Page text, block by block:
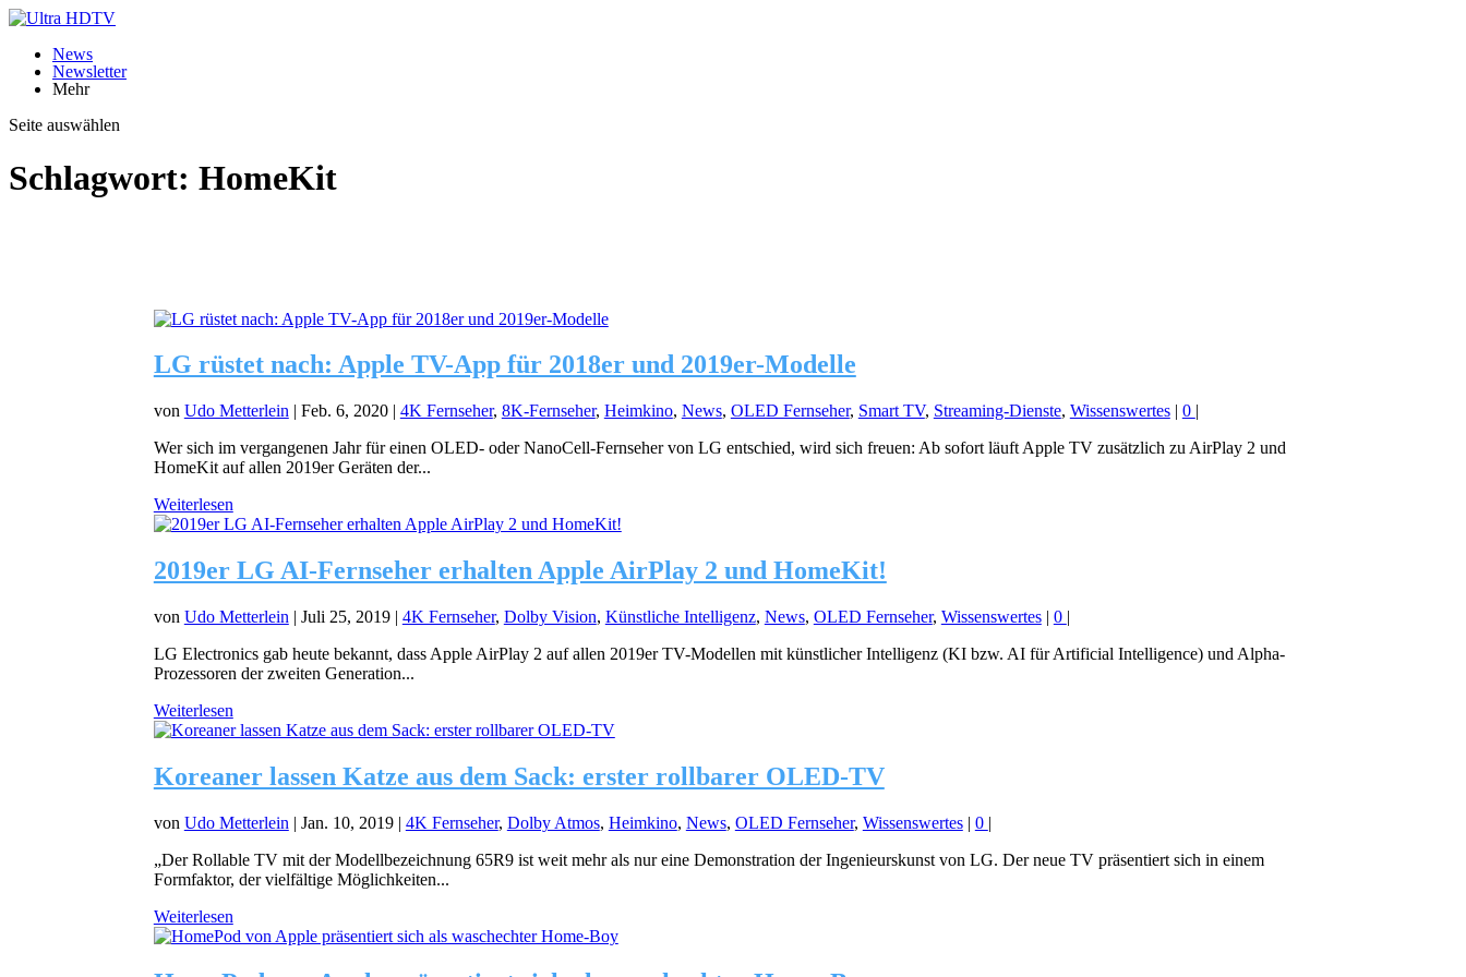
News
Newsletter
Mehr
Seite auswählen
Schlagwort: HomeKit
LG rüstet nach: Apple TV-App für 2018er und 2019er-Modelle
von Udo Metterlein | Feb. 6, 2020| 4K Fernseher, 8K-Fernseher, Heimkino, News, OLED Fernseher, Smart TV, Streaming-Dienste, Wissenswertes| 0 |
Wer sich im vergangenen Jahr für einen OLED- oder NanoCell-Fernseher von LG entschied, wird sich freuen: Ab sofort läuft Apple TV zusätzlich zu AirPlay 2 und
HomeKit auf allen 2019er Geräten der...
Weiterlesen
2019er LG AI-Fernseher erhalten Apple AirPlay 2 und HomeKit!
von Udo Metterlein | Juli 25, 2019| 4K Fernseher, Dolby Vision, Künstliche Intelligenz, News, OLED Fernseher, Wissenswertes| 0 |
LG Electronics gab heute bekannt, dass Apple AirPlay 2 auf allen 2019er TV-Modellen mit künstlicher Intelligenz (KI bzw. AI für Artificial Intelligence) und Alpha-
Prozessoren der zweiten Generation...
Weiterlesen
Koreaner lassen Katze aus dem Sack: erster rollbarer OLED-TV
von Udo Metterlein | Jan. 10, 2019| 4K Fernseher, Dolby Atmos, Heimkino, News, OLED Fernseher, Wissenswertes| 0 |
„Der Rollable TV mit der Modellbezeichnung 65R9 ist weit mehr als nur eine Demonstration der Ingenieurskunst von LG. Der neue TV präsentiert sich in einem
Formfaktor, der vielfältige Möglichkeiten...
Weiterlesen